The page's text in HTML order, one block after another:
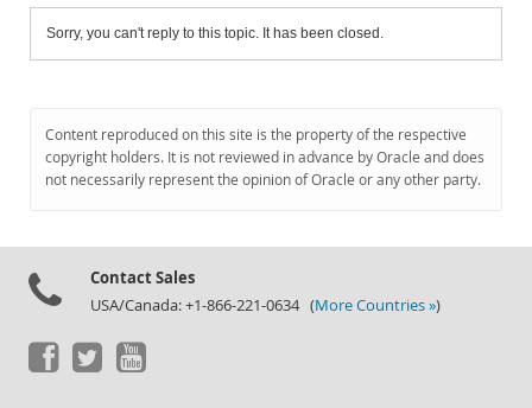
Sorry, you can't reply to this topic. It has been closed.
Content reproduced on this site is the property of the respective
copyright holders. It is not reviewed in advance by Oracle and does
not necessarily represent the opinion of Oracle or any other party.
Contact Sales
USA/Canada: +1-866-221-0634 (More Countries »)